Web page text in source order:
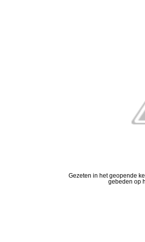
Gezeten in het geopende
gebeden op